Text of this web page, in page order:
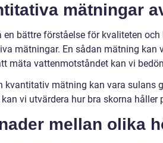
mätningar
en bättre förståelse för kvaliteten
mätningar. En sådan mätning kan
mäta vattenmotståndet kan vi
kvantitativ mätning kan vara sulans
vi utvärdera hur bra skorna
mellan olika